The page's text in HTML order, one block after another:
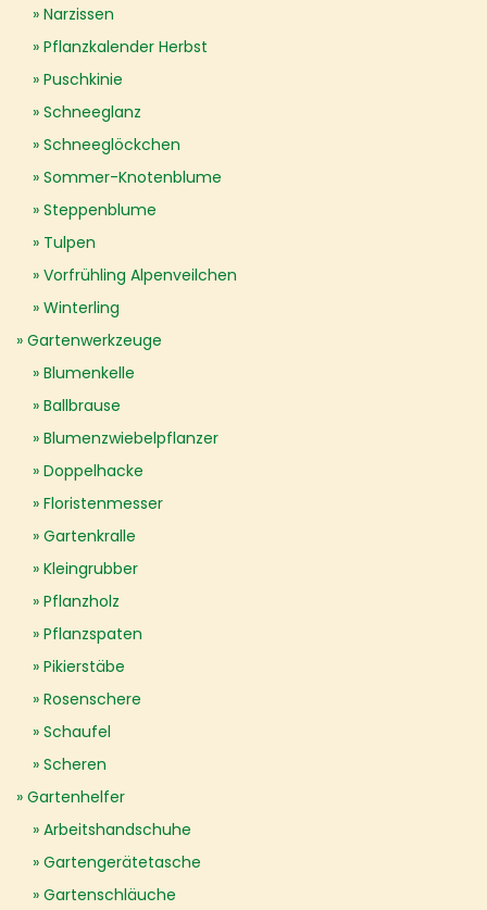
Narzissen
Pflanzkalender Herbst
Puschkinie
Schneeglanz
Schneeglöckchen
Sommer-Knotenblume
Steppenblume
Tulpen
Vorfrühling Alpenveilchen
Winterling
Gartenwerkzeuge
Blumenkelle
Ballbrause
Blumenzwiebelpflanzer
Doppelhacke
Floristenmesser
Gartenkralle
Kleingrubber
Pflanzholz
Pflanzspaten
Pikierstäbe
Rosenschere
Schaufel
Scheren
Gartenhelfer
Arbeitshandschuhe
Gartengerätetasche
Gartenschläuche